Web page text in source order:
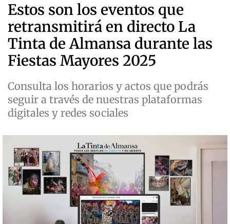
DIRECTO | Gran Desfile Festero
Estos son los eventos que
retransmitirá en directo La
Tinta de Almansa durante las
Fiestas Mayores 2025
Consulta los horarios y actos que podrás
seguir a través de nuestras plataformas
digitales y redes sociales